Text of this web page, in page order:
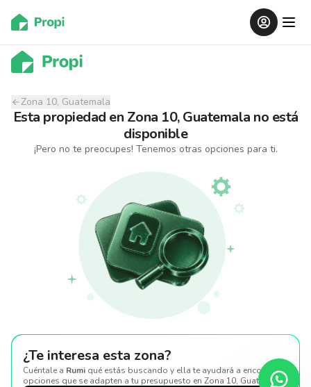
Zona 10, Guatemala
Esta propiedad en Zona 10, Guatemala no está
disponible
¡Pero no te preocupes! Tenemos otras opciones para ti.
¿Te interesa esta zona?
Cuéntale a Rumi qué estás buscando y ella te ayudará a encontrar
opciones que se adapten a tu presupuesto en Zona 10, Guatemala.